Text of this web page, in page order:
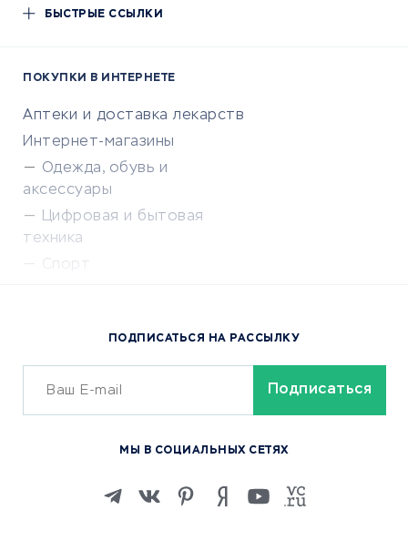
БЫСТРЫЕ ССЫЛКИ
ПОКУПКИ В ИНТЕРНЕТЕ
Аптеки и доставка лекарств
Интернет-магазины
Одежда, обувь и
аксессуары
Цифровая и бытовая
техника
Спорт
Сервисы доставки
ОБУЧЕНИЕ И РАБОТА
Изучение иностранных
ПОДПИСАТЬСЯ НА РАССЫЛКУ
МЫ В СОЦИАЛЬНЫХ СЕТЯХ